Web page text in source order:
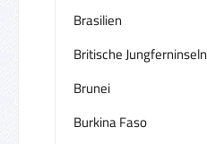
Brasilien
Britische Jungferninseln
Brunei
Burkina Faso